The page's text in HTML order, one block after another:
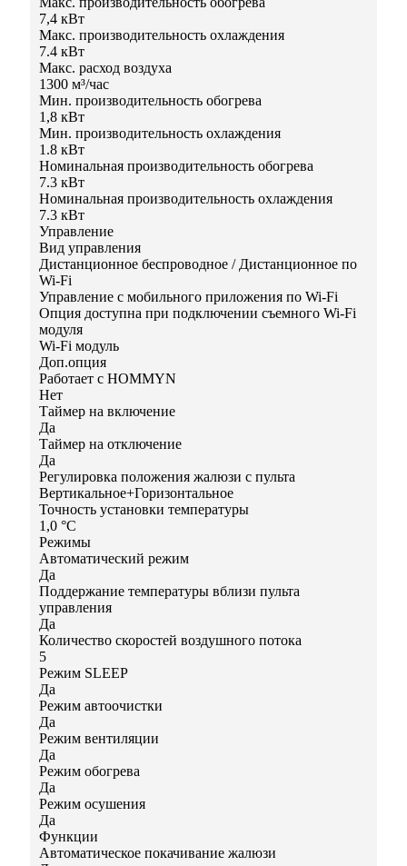
7,4 кВт
Макс. производительность охлаждения
7.4 кВт
Макс. расход воздуха
1300 м³/час
Мин. производительность обогрева
1,8 кВт
Мин. производительность охлаждения
1.8 кВт
Номинальная производительность обогрева
7.3 кВт
Номинальная производительность охлаждения
7.3 кВт
Управление
Вид управления
Дистанционное беспроводное / Дистанционное по
Wi-Fi
Управление c мобильного приложения по Wi-Fi
Опция доступна при подключении съемного Wi-Fi
модуля
Wi-Fi модуль
Доп.опция
Работает с HOMMYN
Нет
Таймер на включение
Да
Таймер на отключение
Да
Регулировка положения жалюзи с пульта
Вертикальное+Горизонтальное
Точность установки температуры
1,0 °С
Режимы
Автоматический режим
Да
Поддержание температуры вблизи пульта
управления
Да
Количество скоростей воздушного потока
5
Режим SLEEP
Да
Режим автоочистки
Да
Режим вентиляции
Да
Режим обогрева
Да
Режим осушения
Да
Функции
Автоматическое покачивание жалюзи